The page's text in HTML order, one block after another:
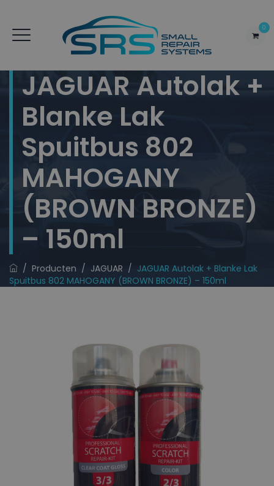
0
JAGUAR Autolak +
Blanke Lak
Spuitbus 802
MAHOGANY
(BROWN BRONZE)
– 150ml
/ Producten / JAGUAR / JAGUAR Autolak + Blanke Lak
Spuitbus 802 MAHOGANY (BROWN BRONZE) – 150ml